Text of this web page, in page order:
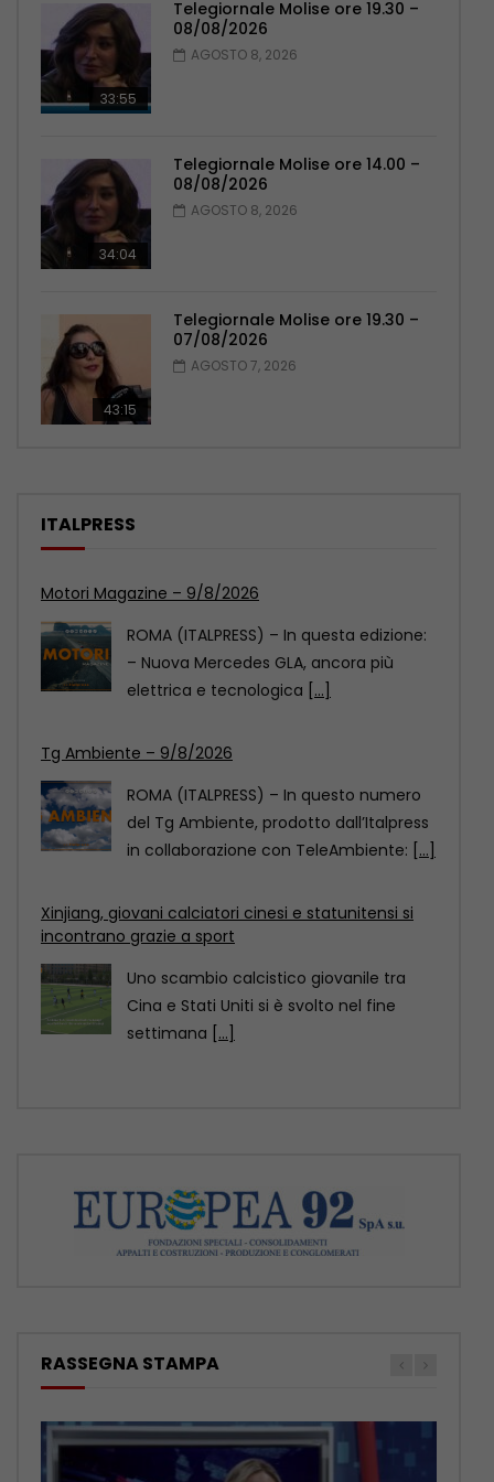
33:55
Telegiornale Molise ore 19.30 –
08/08/2026
AGOSTO 8, 2026
34:04
Telegiornale Molise ore 14.00 –
08/08/2026
AGOSTO 8, 2026
43:15
Telegiornale Molise ore 19.30 –
07/08/2026
AGOSTO 7, 2026
ITALPRESS
Tg Ambiente – 9/8/2026
ROMA (ITALPRESS) – In questo numero
del Tg Ambiente, prodotto dall’Italpress
in collaborazione con TeleAmbiente:
Xinjiang, giovani calciatori cinesi e statunitensi si
incontrano grazie a sport
Uno scambio calcistico giovanile tra
Cina e Stati Uniti si è svolto nel fine
Motori Magazine – 9/8/2026
ROMA (ITALPRESS) – In questa edizione:
– Nuova Mercedes GLA, ancora più
elettrica e tecnologica
RASSEGNA STAMPA